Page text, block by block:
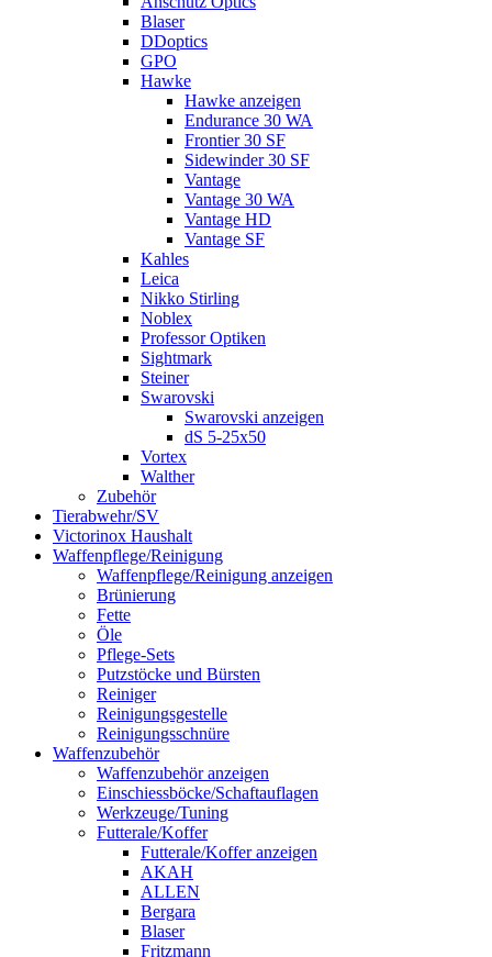
Blaser
DDoptics
GPO
Hawke
Hawke anzeigen
Endurance 30 WA
Frontier 30 SF
Sidewinder 30 SF
Vantage
Vantage 30 WA
Vantage HD
Vantage SF
Kahles
Leica
Nikko Stirling
Noblex
Professor Optiken
Sightmark
Steiner
Swarovski
Swarovski anzeigen
dS 5-25x50
Vortex
Walther
Zubehör
Tierabwehr/SV
Victorinox Haushalt
Waffenpflege/Reinigung
Waffenpflege/Reinigung anzeigen
Brünierung
Fette
Öle
Pflege-Sets
Putzstöcke und Bürsten
Reiniger
Reinigungsgestelle
Reinigungsschnüre
Waffenzubehör
Waffenzubehör anzeigen
Einschiessböcke/Schaftauflagen
Werkzeuge/Tuning
Futterale/Koffer
Futterale/Koffer anzeigen
AKAH
ALLEN
Bergara
Blaser
Fritzmann